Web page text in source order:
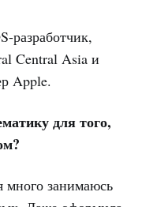
разработчик,
Central Asia и
Apple.
для того,
много занимаюсь